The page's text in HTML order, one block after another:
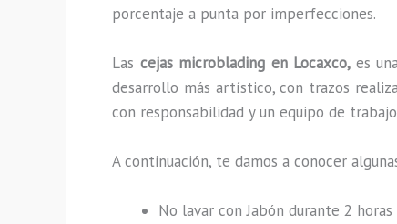
porcentaje a punta por imperfecciones.
Las cejas microblading en Locaxco, es
desarrollo más artístico, con trazos
con responsabilidad y un equipo de
A continuación, te damos a conocer
No lavar con Jabón durante 2